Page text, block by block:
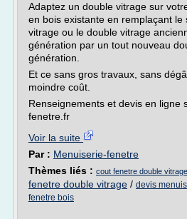
Adaptez un double vitrage sur
en bois existante en remplaçant le
vitrage ou le double vitrage
génération par un tout nouveau
génération.
Et ce sans gros travaux, sans
moindre coût.
Renseignements et devis en ligne
fenetre.fr
Voir la suite
Par : Menuiserie-fenetre
Thèmes liés : cout fenetre double
fenetre double vitrage / devis
fenetre bois